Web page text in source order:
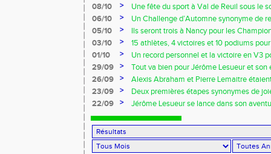
Marathon !!!
08/10 >
Une fête du sport à Val de Reuil sous le
06/10
>
Un Challenge d’Automne synonyme de
VRAC !!!
05/10 >
Ils seront trois à Nancy pour les
03/10
>
15 athlètes, 4 victoires et 10 podiums
01/10
>
Un record personnel et la victoire en V3
Lecuyer !!!
29/09 >
Tout va bien pour Jérôme Lesueur et son
26/09
>
Alexis Abraham et Pierre Lemaitre
end!!!
23/09 >
Deux premières étapes synonymes de
22/09
> Jérôme Lesueur se lance dans son